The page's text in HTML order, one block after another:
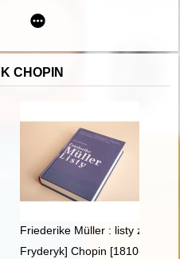
na murze obronnym
CHOPIN
Friederike Müller : listy z
Historia Międzynarodowego
Fryderyk] Chopin [1810-1849]